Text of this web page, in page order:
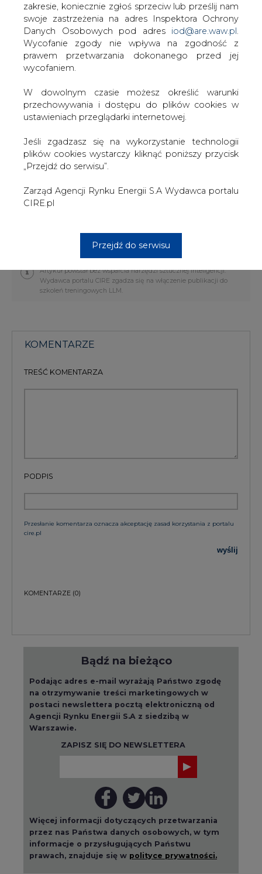
zakresie, koniecznie zgłoś sprzeciw lub prześlij nam
swoje zastrzeżenia na adres Inspektora Ochrony
Danych Osobowych pod adres iod@are.waw.pl
Wycofanie zgody nie wpływa na zgodność z
prawem przetwarzania dokonanego przed jej
wycofaniem.
W dowolnym czasie możesz określić warunki
przechowywania i dostępu do plików cookies w
ustawieniach przeglądarki internetowej.
Jeśli zgadzasz się na wykorzystanie technologii
plików cookies wystarczy kliknąć poniższy przycisk
„Przejdź do serwisu”.
Zarząd Agencji Rynku Energii S.A Wydawca portalu
CIRE.pl
Przejdź do serwisu
Węgiel
energetyczny ARA
1Y
US
D/t
90,
50
2,
6
%
-5,
2%
0,6
%
6,2
%
Paliwo lotnicze
US
711,
1,8
-6,
12,9
18,3
Olej napędowy 0,1
proc.
US
D/t
655,
25
2,
0
%
-7,
0
%
11,0
%
18,2
%
Olej reduk. 1 proc.
US
D/t
423,
88
1,9
%
-7,
2%
17,3
%
17,7
%
Olej reduk. 3,5
proc.
D/t
38
%
4%
Ciepłownictwo #Energetyka
Artykuł powstał bez wsparcia narzędzi sztucznej inteligencji.
Wydawca portalu CIRE zgadza się na włączenie publikacji do
szkoleń treningowych LLM.
KOMENTARZE
TREŚĆ KOMENTARZA
PODPIS
Przesłanie komentarza oznacza akceptację zasad korzystania z portalu
cire.pl
wyślij
KOMENTARZE (0)
Bądź na bieżąco
Podając adres e-mail wyrażają Państwo zgodę
na otrzymywanie treści marketingowych w
postaci newslettera pocztą elektroniczną od
Agencji Rynku Energii S.A z siedzibą w
Warszawie.
ZAPISZ SIĘ DO NEWSLETTERA
Więcej informacji dotyczących przetwarzania
przez nas Państwa danych osobowych, w tym
informacje o przysługujących Państwu
prawach, znajduje się w polityce prywatności.